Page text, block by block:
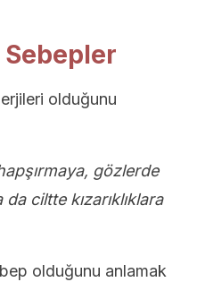
olduğunu
gözlerde
ciltte kızarıklıklara
olduğunu anlamak